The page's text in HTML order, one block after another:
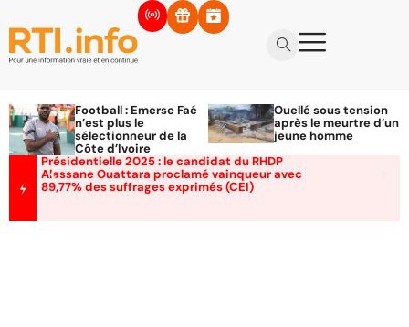
Football : Emerse Faé
n’est plus le
sélectionneur de la
Côte d’Ivoire
Ouellé sous tension
après le meurtre d’un
jeune homme
Présidentielle 2025 : le candidat du RHDP
Alassane Ouattara proclamé vainqueur avec
89,77% des suffrages exprimés (CEI)